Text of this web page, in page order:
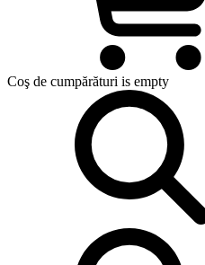
Coş de cumpărături is empty